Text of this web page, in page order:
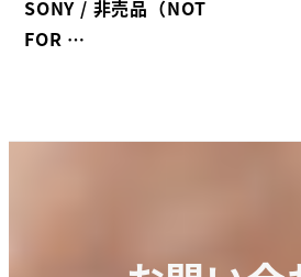
SONY / 非売品（NOT
FOR …